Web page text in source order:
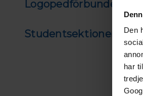
Den
har
Logopedförbundet
Studentsektionen